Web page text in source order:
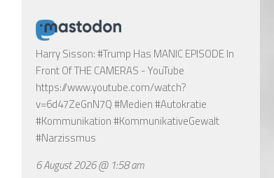
Harry Sisson: #Trump Has MANIC EPISODE In
Front Of THE CAMERAS - YouTube
https://www.youtube.com/watch?
v=6d47ZeGnN7Q#Medien #Autokratie
#Kommunikation #KommunikativeGewalt
#Narzissmus
6 August 2026 @ 1:58 am